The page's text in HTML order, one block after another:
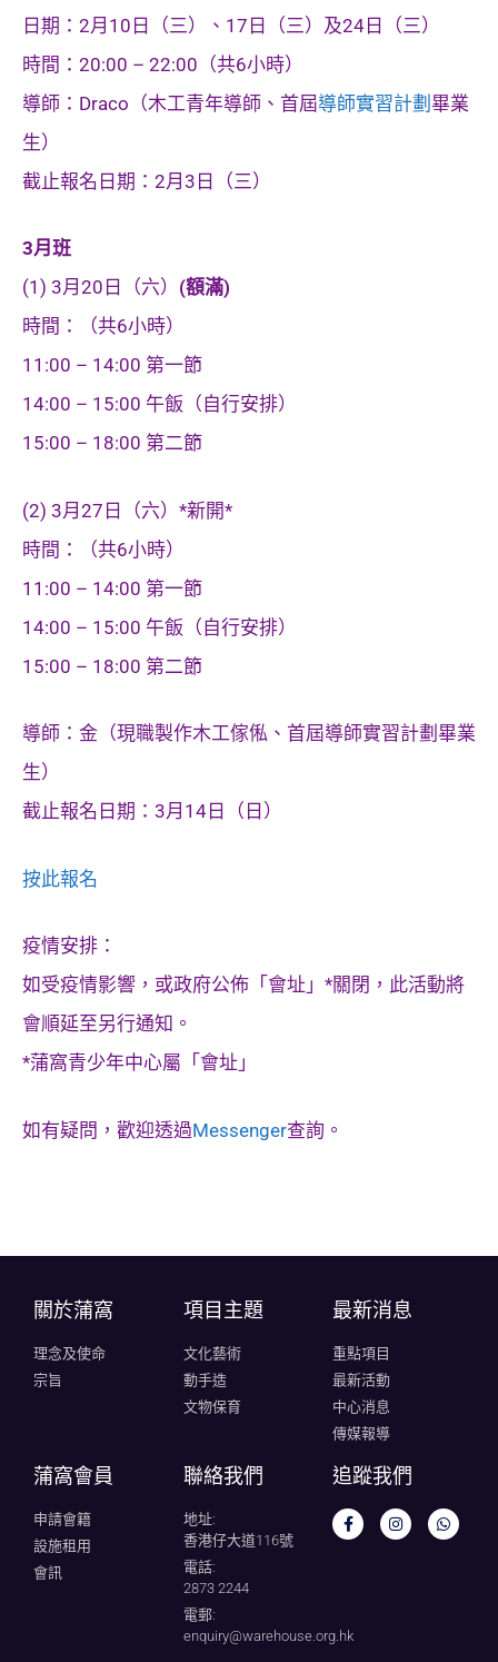
日期：2月10日（三）、17日（三）及24日（三）
時間：20:00 – 22:00（共6小時）
導師：Draco（木工青年導師、首屆導師實習計劃 畢業
生）
截止報名日期：2月3日（三）
3月班
(1) 3月20日（六） (額滿)
時間：（共6小時）
11:00 – 14:00 第一節
14:00 – 15:00 午飯（自行安排）
15:00 – 18:00 第二節
(2) 3月27日（六）*新開*
時間：（共6小時）
11:00 – 14:00 第一節
14:00 – 15:00 午飯（自行安排）
15:00 – 18:00 第二節
導師：金（現職製作木工傢俬、首屆導師實習計劃畢業
生）
截止報名日期：3月14日（日）
按此報名
疫情安排：
如受疫情影響，或政府公佈「會址」*關閉，此活動將
會順延至另行通知。
*蒲窩青少年中心屬「會址」
如有疑問，歡迎透過Messenger查詢。
關於蒲窩​
理念及使命
宗旨
項目主題
文化藝術
動手造
文物保育
最新消息
重點項目
最新活動
中心消息
傳媒報導
蒲窩會員
申請會籍
設施租用
會訊
聯絡我們
地址:
香港仔大道116號
電話:
2873 2244
電郵:
enquiry@warehouse.org.hk
追蹤我們